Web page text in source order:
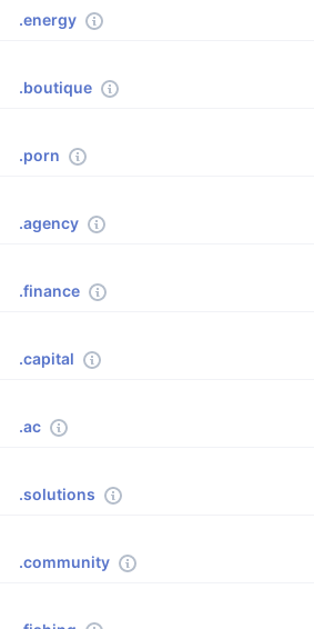
.energy
.boutique
.porn
.agency
.finance
.capital
.ac
.solutions
.community